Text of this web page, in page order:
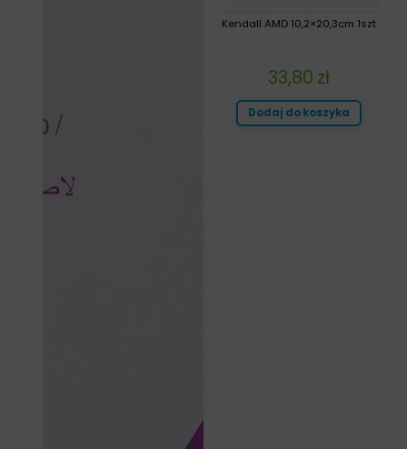
Kendall AMD 10,2×20,3cm 1szt
33,80 zł
Dodaj do koszyka